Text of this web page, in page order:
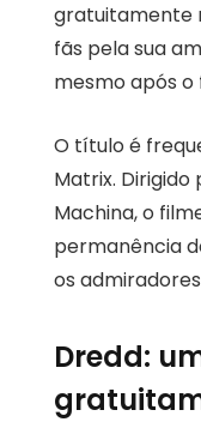
gratuitamente
fãs pela sua
mesmo após
O título é
Matrix. Dirigido
Machina, o
permanência
os
Dredd: